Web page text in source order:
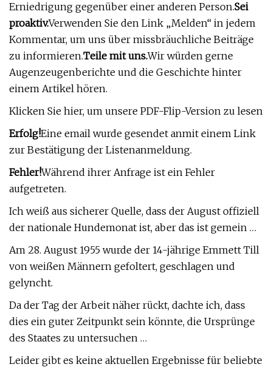
Erniedrigung gegenüber einer anderen Person.Sei
proaktiv.Verwenden Sie den Link „Melden“ in jedem
Kommentar, um uns über missbräuchliche Beiträge
zu informieren.Teile mit uns.Wir würden gerne
Augenzeugenberichte und die Geschichte hinter
einem Artikel hören.
Klicken Sie hier, um unsere PDF-Flip-Version zu lesen
Erfolg!Eine email wurde gesendet anmit einem Link
zur Bestätigung der Listenanmeldung.
Fehler!Während ihrer Anfrage ist ein Fehler
aufgetreten.
Ich weiß aus sicherer Quelle, dass der August offiziell
der nationale Hundemonat ist, aber das ist gemein …
Am 28. August 1955 wurde der 14-jährige Emmett Till
von weißen Männern gefoltert, geschlagen und
gelyncht.
Da der Tag der Arbeit näher rückt, dachte ich, dass
dies ein guter Zeitpunkt sein könnte, die Ursprünge
des Staates zu untersuchen …
Leider gibt es keine aktuellen Ergebnisse für beliebte